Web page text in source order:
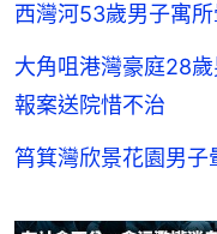
西灣河53歲男子寓
大角咀港灣豪庭28
報案送院惜不治
筲箕灣欣景花園男